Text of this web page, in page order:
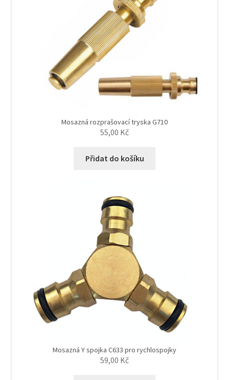
Mosazná rozprašovací tryska G710
55,00 Kč
Přidat do košíku
Mosazná Y spojka C633 pro rychlospojky
59,00 Kč